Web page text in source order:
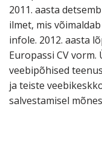
2011. aasta
ilmet, mis
infole. 2012. aasta
Europassi CV
veebipõhised
ja teiste
salvestamisel